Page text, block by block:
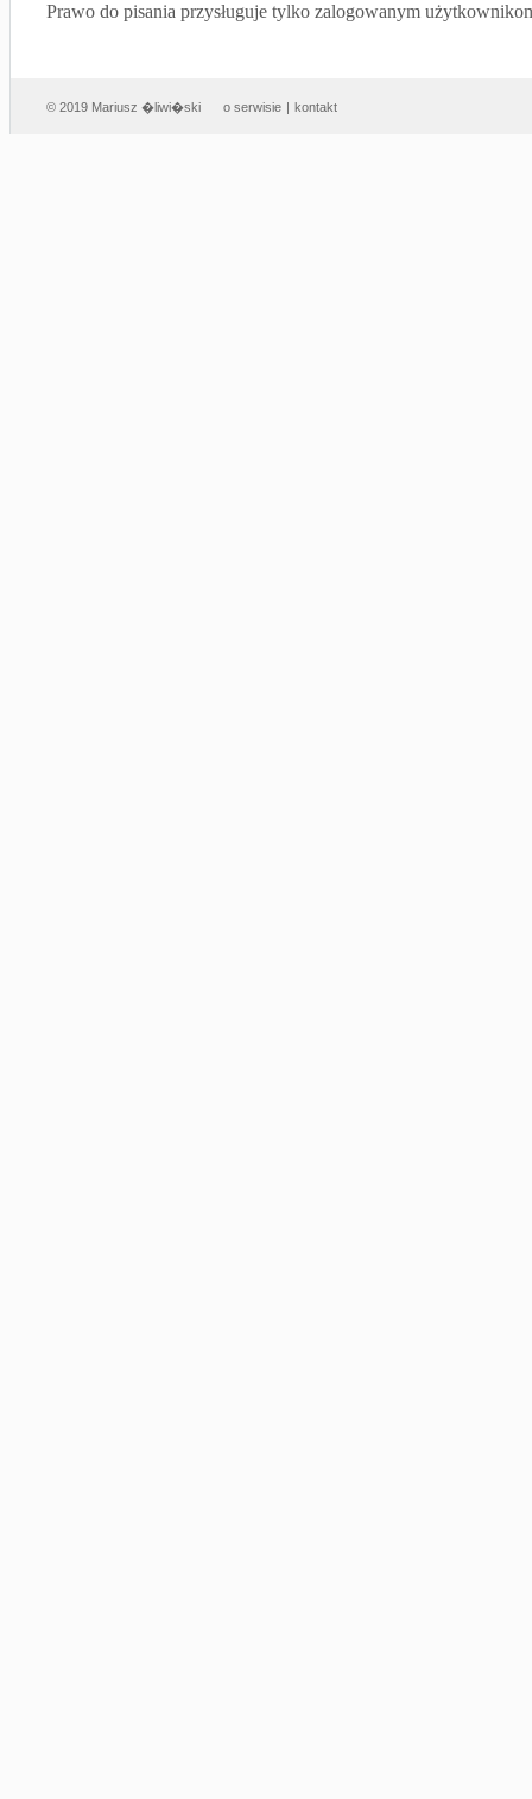
Prawo do pisania przysługuje tylko zalogowanym
© 2019 Mariusz �liwi�ski o serwisie | kontakt